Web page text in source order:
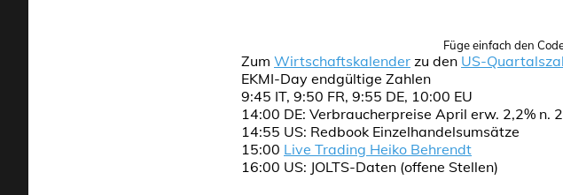
Füge einfach den
Zum Wirtschaftskalender zu den US-
EKMI-Day endgültige Zahlen
9:45 IT, 9:50 FR, 9:55 DE, 10:00 EU
14:00 DE: Verbraucherpreise April erw. 2,2% n.
14:55 US: Redbook Einzelhandelsumsätze
15:00 Live Trading Heiko Behrendt
16:00 US: JOLTS-Daten (offene Stellen)